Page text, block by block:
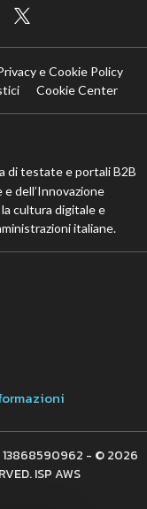
e Cookie Policy
Cookie Center
di testate e portali B2B
dell’Innovazione
cultura digitale e
italiane.
13868590962 - © 2026
ISP AWS